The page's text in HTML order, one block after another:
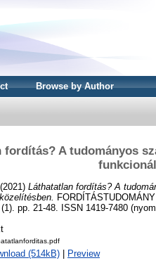
Browse by Author
fordítás? A tudományos
(2021) Láthatatlan fordítás? A
pp. 21-48. ISSN 1419-7480
(514kB) Preview